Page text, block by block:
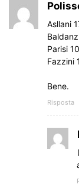
Asllani
Parisi
Fazzini
Bene.
Risposta